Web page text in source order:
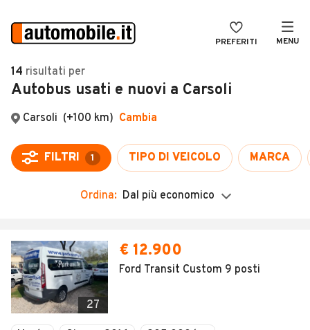
PREFERITI MENU
Auto
Auto usate
Auto Km 0
Auto Nuove
Noleggio a lungo termine
Moto
Camper
Veicoli Commerciali
VENDI
MAGAZINE
ACCEDI
14 risultati per
Autobus usati e nuovi a Carsoli
Carsoli (+100 km) Cambia
FILTRI 1 TIPO DI VEICOLO MARCA
Ordina: Dal più economico